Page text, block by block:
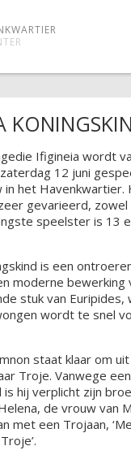
Ifigineia wordt
12 juni
in het Havenkwartier.
gevarieerd, zowel
speelster is 13
is een
moderne bewerking
stuk van Euripides,
wordt te snel
staat klaar om
Troje. Vanwege
hij verplicht zijn
de vrouw van
met een Trojaan,